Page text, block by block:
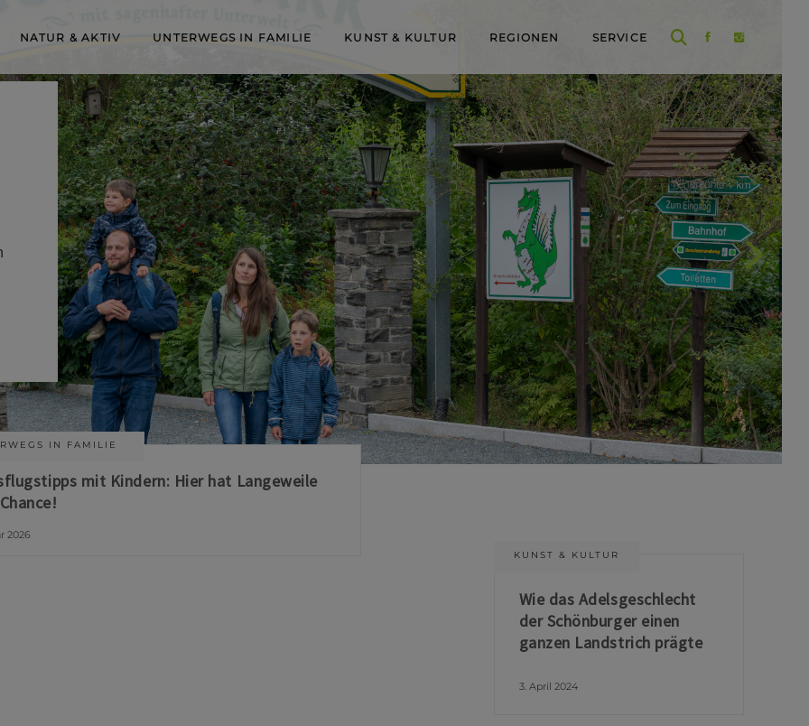
NATUR & AKTIV UNTERWEGS IN FAMILIE KUNST & KULTUR REGIONEN SERVICE
IN FAMILIE
mit Kindern: Hier hat Langeweile
2026
KUNST & KULTUR
Wie das Adelsgeschlecht
der Schönburger einen
ganzen Landstrich prägte
3. April 2024